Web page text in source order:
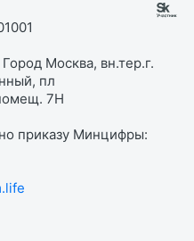
Москва, вн.тер.г.
пл
7Н
приказу Минцифры: